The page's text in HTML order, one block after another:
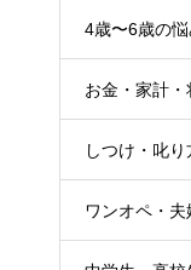
4歳〜6歳の
お金・家計・
しつけ・叱
ワンオペ・